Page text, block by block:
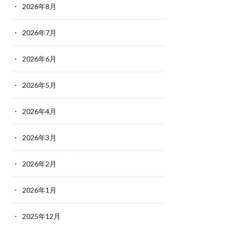
2026年8月
2026年7月
2026年6月
2026年5月
2026年4月
2026年3月
2026年2月
2026年1月
2025年12月